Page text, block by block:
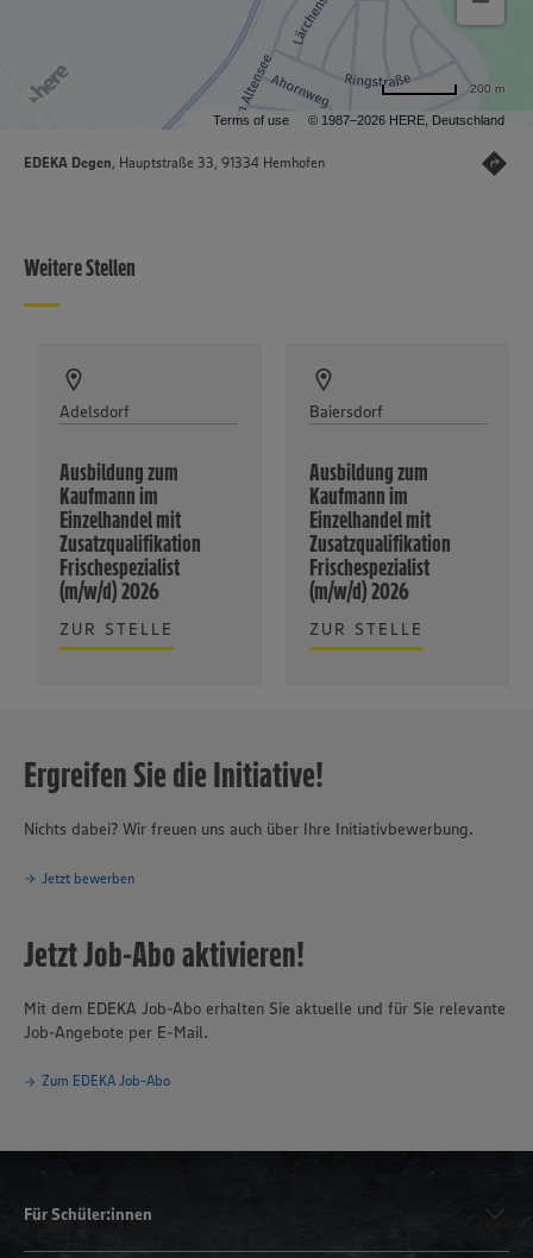
Terms of use © 1987–2026 HERE, Deutschland
200 m
EDEKA Degen, Hauptstraße 33, 91334 Hemhofen
Weitere Stellen
Adelsdorf
Ausbildung zum
Kaufmann im
Einzelhandel mit
Zusatzqualifikation
Frischespezialist
(m/w/d) 2026
ZUR STELLE
Baiersdorf
Ausbildung zum
Kaufmann im
Einzelhandel mit
Zusatzqualifikation
Frischespezialist
(m/w/d) 2026
ZUR STELLE
Ergreifen Sie die Initiative!
Nichts dabei? Wir freuen uns auch über Ihre Initiativbewerbung.
Jetzt bewerben
Jetzt Job-Abo aktivieren!
Mit dem EDEKA Job-Abo erhalten Sie aktuelle und für Sie relevante
Job-Angebote per E-Mail.
Zum EDEKA Job-Abo
Für Schüler:innen